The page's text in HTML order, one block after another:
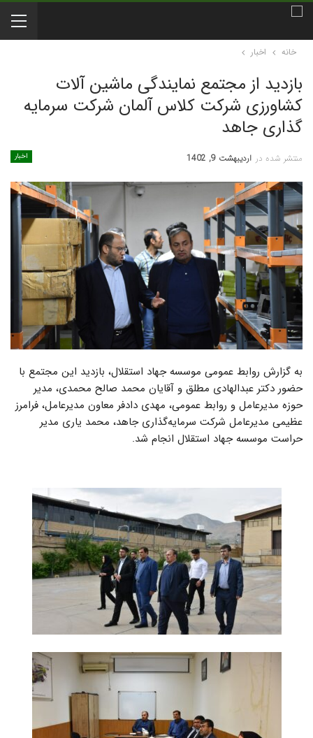
خانه اخبار
بازدید از مجتمع نمایندگی ماشین آلات
کشاورزی شرکت کلاس آلمان شرکت سرمایه
گذاری جاهد
اخبار منتشر شده در اردیبهشت 9, 1402
به گزارش روابط عمومی موسسه جهاد استقلال، بازدید این مجتمع با
حضور دکتر عبدالهادی مطلق و آقایان محمد صالح محمدی، مدیر
حوزه مدیرعامل و روابط عمومی، مهدی دادفر معاون مدیرعامل، فرامرز
عظیمی مدیرعامل شرکت سرمایه‌گذاری جاهد، محمد یاری مدیر
حراست موسسه جهاد استقلال انجام شد.